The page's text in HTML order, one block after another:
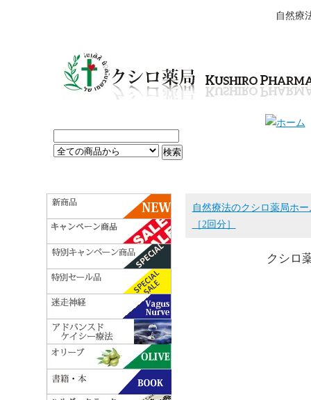
自然療
自然療法のクシロ薬局ホー
［2回分］
クシロ